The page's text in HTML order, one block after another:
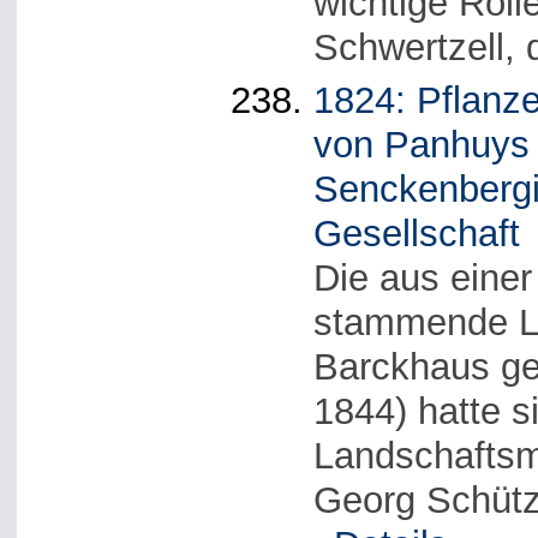
Schwertzell,
1824:
von
Gesellschaft
Die aus
stammende
Barckhaus
1844) hatte
Georg